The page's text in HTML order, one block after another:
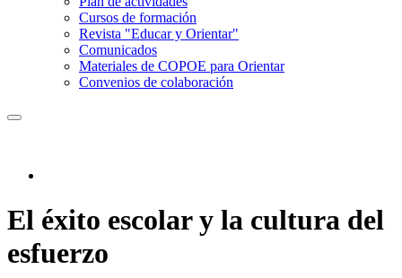
Cursos de formación
Revista "Educar y Orientar"
Comunicados
Materiales de COPOE para Orientar
Convenios de colaboración
El éxito escolar y la cultura del
esfuerzo